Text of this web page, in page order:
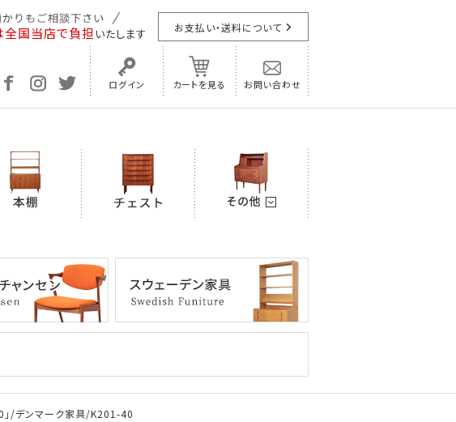
国当店で負担 いたします お支払い・送料について
ログイン カートを見る お問い合わせ
」/デンマーク家具/K201-40